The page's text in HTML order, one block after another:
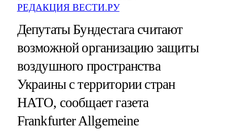
РЕДАКЦИЯ ВЕСТИ.РУ
Депутаты Бундестага считают
возможной организацию защиты
воздушного пространства
Украины с территории стран
НАТО, сообщает газета
Frankfurter Allgemeine